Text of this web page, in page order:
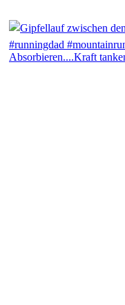
Absorbieren....Kraft